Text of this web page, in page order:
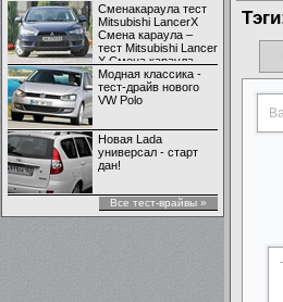
Сменакараула тест
Mitsubishi LancerX
Смена караула –
тест Mitsubishi Lancer
X Смена караула –
тест Mitsubishi Lancer
X
Модная классика -
тест-драйв нового
VW Polo
Новая Lada
универсал - старт
дан!
Все тест-врайвы »